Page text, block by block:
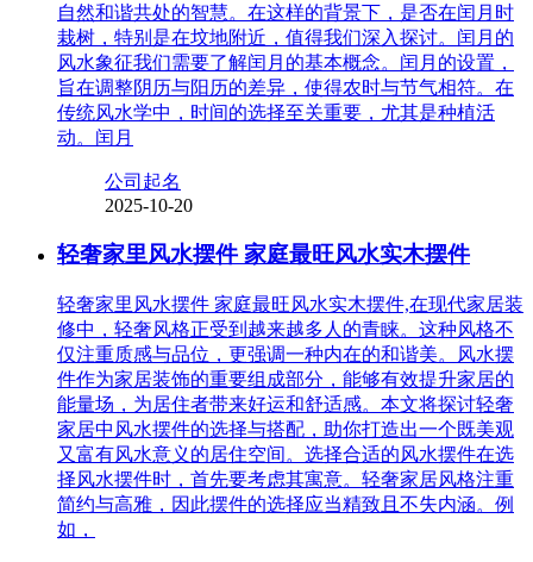
自然和谐共处的智慧。在这样的背景下，是否在闰月时
栽树，特别是在坟地附近，值得我们深入探讨。闰月的
风水象征我们需要了解闰月的基本概念。闰月的设置，
旨在调整阴历与阳历的差异，使得农时与节气相符。在
传统风水学中，时间的选择至关重要，尤其是种植活
动。闰月
公司起名
2025-10-20
轻奢家里风水摆件 家庭最旺风水实木摆件
轻奢家里风水摆件 家庭最旺风水实木摆件,在现代家居装
修中，轻奢风格正受到越来越多人的青睐。这种风格不
仅注重质感与品位，更强调一种内在的和谐美。风水摆
件作为家居装饰的重要组成部分，能够有效提升家居的
能量场，为居住者带来好运和舒适感。本文将探讨轻奢
家居中风水摆件的选择与搭配，助你打造出一个既美观
又富有风水意义的居住空间。选择合适的风水摆件在选
择风水摆件时，首先要考虑其寓意。轻奢家居风格注重
简约与高雅，因此摆件的选择应当精致且不失内涵。例
如，